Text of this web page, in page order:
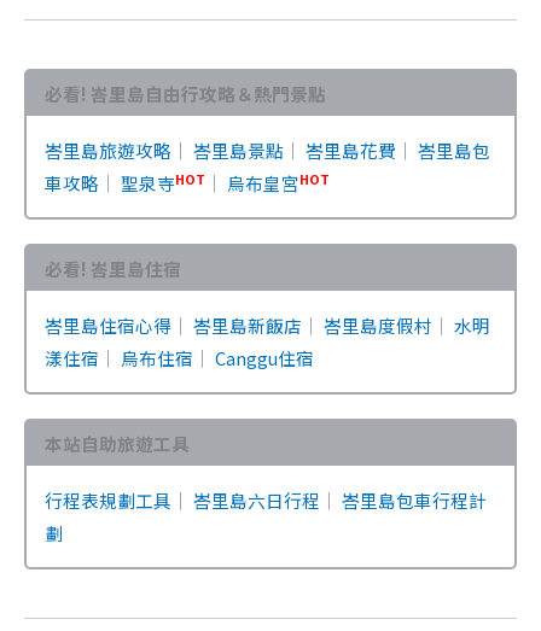
必看! 峇里島自由行攻略＆熱門景點
峇里島旅遊攻略 ｜ 峇里島景點 ｜ 峇里島花費 ｜ 峇里島包
車攻略 ｜ 聖泉寺HOT ｜ 烏布皇宮HOT
必看! 峇里島住宿
峇里島住宿心得 ｜ 峇里島新飯店 ｜ 峇里島度假村 ｜ 水明
漾住宿 ｜ 烏布住宿 ｜ Canggu住宿
本站自助旅遊工具
行程表規劃工具 ｜ 峇里島六日行程 ｜ 峇里島包車行程計
劃